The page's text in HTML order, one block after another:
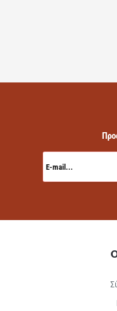
mail...